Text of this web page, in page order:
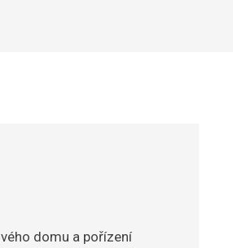
domu a pořízení